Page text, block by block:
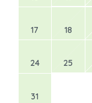
17 18
24 25
31